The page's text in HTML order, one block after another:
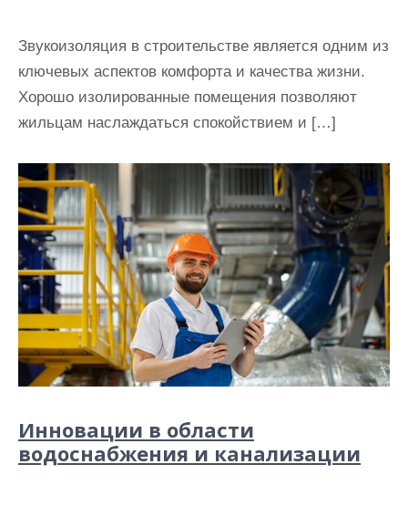
Звукоизоляция в строительстве является одним из
ключевых аспектов комфорта и качества жизни.
Хорошо изолированные помещения позволяют
жильцам наслаждаться спокойствием и […]
Инновации в области
водоснабжения и канализации